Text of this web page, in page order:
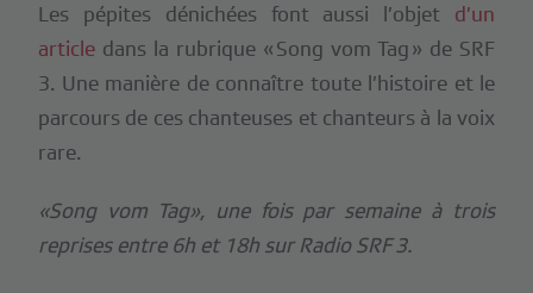
Les pépites dénichées font aussi l’objet d’un
article dans la rubrique « Song vom Tag » de SRF
3. Une manière de connaître toute l’histoire et le
parcours de ces chanteuses et chanteurs à la voix
rare.
«Song vom Tag», une fois par semaine à trois
reprises entre 6h et 18h sur Radio SRF 3.